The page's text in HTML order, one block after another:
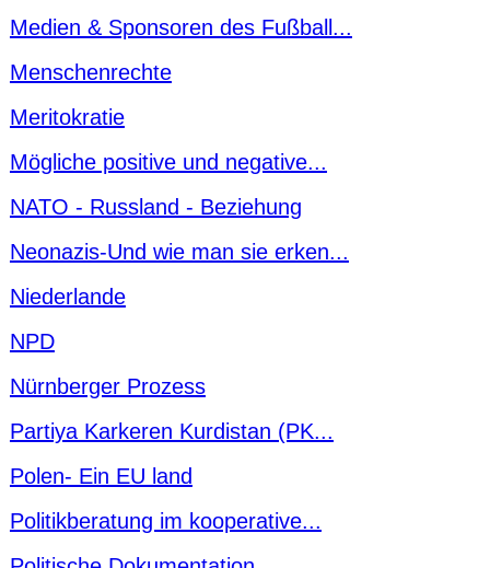
Medien & Sponsoren des Fußball...
Menschenrechte
Meritokratie
Mögliche positive und negative...
NATO - Russland - Beziehung
Neonazis-Und wie man sie erken...
Niederlande
NPD
Nürnberger Prozess
Partiya Karkeren Kurdistan (PK...
Polen- Ein EU land
Politikberatung im kooperative...